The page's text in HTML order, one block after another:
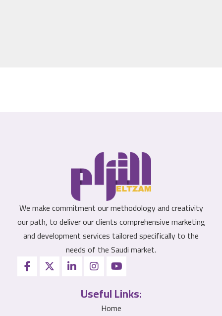
We make commitment our methodology and creativity
our path, to deliver our clients comprehensive marketing
and development services tailored specifically to the
needs of the Saudi market.
Useful Links:
Home